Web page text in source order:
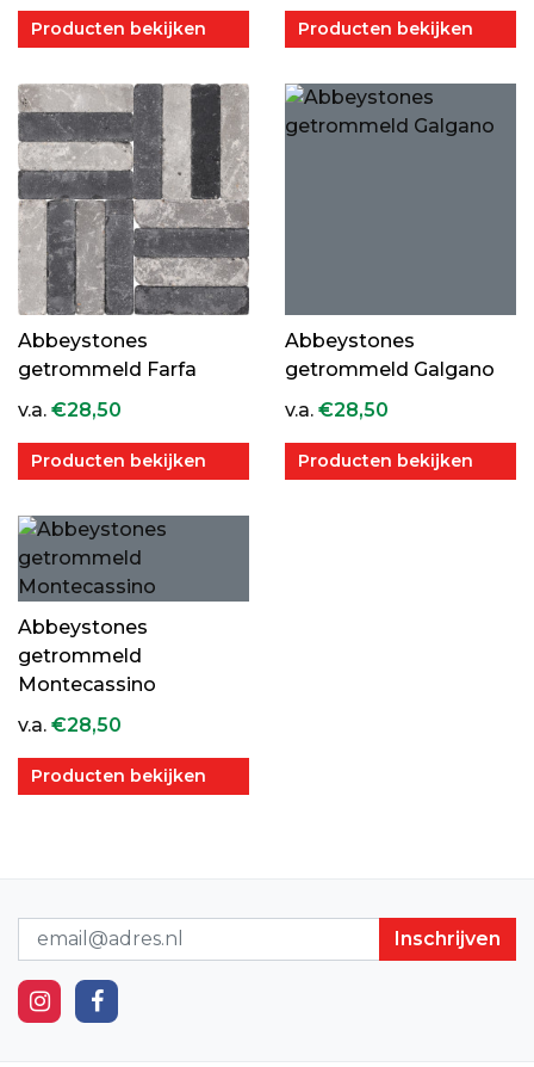
Producten bekijken Producten bekijken
Abbeystones
getrommeld Farfa
v.a. €28,50
Producten bekijken
Abbeystones
getrommeld Galgano
v.a. €28,50
Producten bekijken
Abbeystones
getrommeld
Montecassino
v.a. €28,50
Producten bekijken
Nieuwsbrief